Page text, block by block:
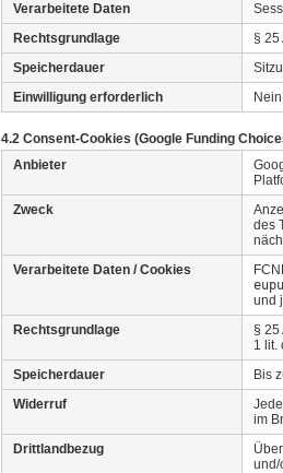
Verarbeitete Daten
Rechtsgrundlage
§ 25
Speicherdauer
Einwilligung erforderlich
4.2 Consent-Cookies (Google Funding
Anbieter
Zweck
des
Verarbeitete Daten / Cookies
und
Rechtsgrundlage
§ 25
1 lit.
Speicherdauer
Bis
Widerruf
im
Drittlandbezug
und/